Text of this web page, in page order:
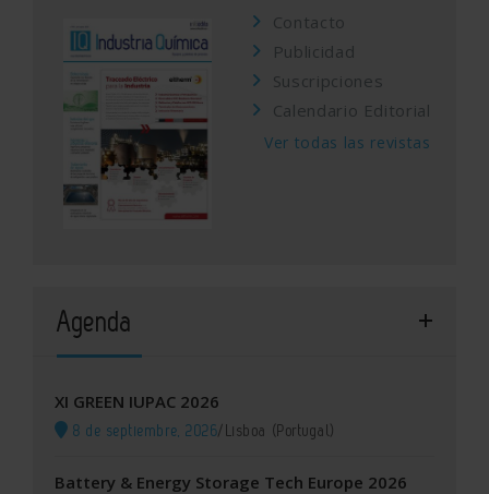
Contacto
Publicidad
Suscripciones
Calendario Editorial
Ver todas las revistas
Agenda
XI GREEN IUPAC 2026
8 de septiembre, 2026/Lisboa (Portugal)
Battery & Energy Storage Tech Europe 2026